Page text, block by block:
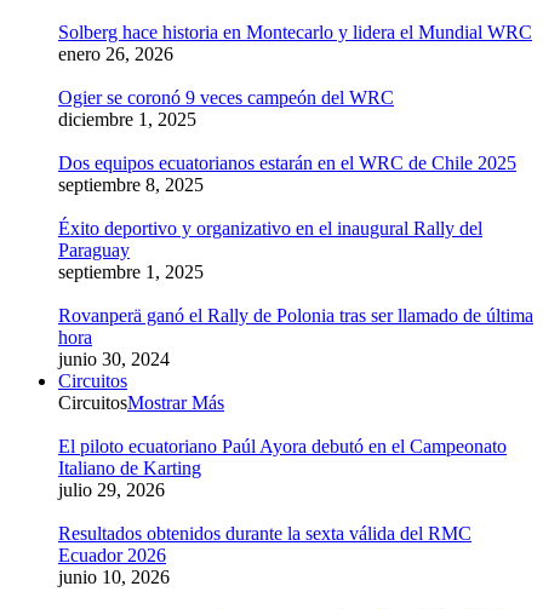
Solberg hace historia en Montecarlo y lidera el Mundial WRC
enero 26, 2026
Ogier se coronó 9 veces campeón del WRC
diciembre 1, 2025
Dos equipos ecuatorianos estarán en el WRC de Chile 2025
septiembre 8, 2025
Éxito deportivo y organizativo en el inaugural Rally del
Paraguay
septiembre 1, 2025
Rovanperä ganó el Rally de Polonia tras ser llamado de última
hora
junio 30, 2024
Circuitos
CircuitosMostrar Más
El piloto ecuatoriano Paúl Ayora debutó en el Campeonato
Italiano de Karting
julio 29, 2026
Resultados obtenidos durante la sexta válida del RMC
Ecuador 2026
junio 10, 2026